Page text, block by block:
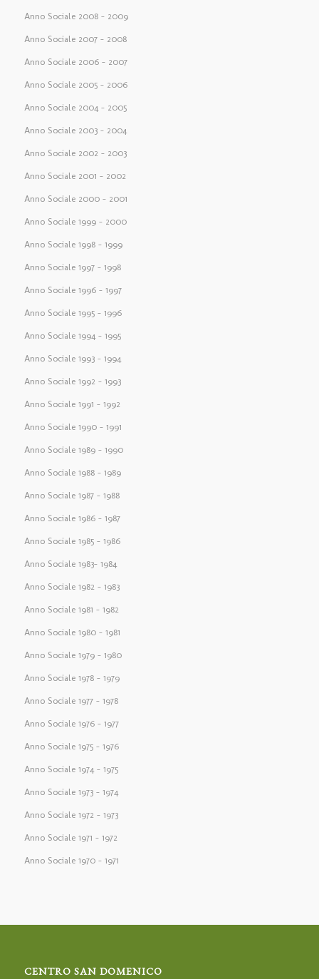
Anno Sociale 2008 – 2009
Anno Sociale 2007 – 2008
Anno Sociale 2006 – 2007
Anno Sociale 2005 – 2006
Anno Sociale 2004 – 2005
Anno Sociale 2003 – 2004
Anno Sociale 2002 – 2003
Anno Sociale 2001 – 2002
Anno Sociale 2000 – 2001
Anno Sociale 1999 – 2000
Anno Sociale 1998 – 1999
Anno Sociale 1997 – 1998
Anno Sociale 1996 – 1997
Anno Sociale 1995 – 1996
Anno Sociale 1994 – 1995
Anno Sociale 1993 – 1994
Anno Sociale 1992 – 1993
Anno Sociale 1991 – 1992
Anno Sociale 1990 – 1991
Anno Sociale 1989 – 1990
Anno Sociale 1988 – 1989
Anno Sociale 1987 – 1988
Anno Sociale 1986 – 1987
Anno Sociale 1985 – 1986
Anno Sociale 1983– 1984
Anno Sociale 1982 – 1983
Anno Sociale 1981 – 1982
Anno Sociale 1980 – 1981
Anno Sociale 1979 – 1980
Anno Sociale 1978 – 1979
Anno Sociale 1977 – 1978
Anno Sociale 1976 – 1977
Anno Sociale 1975 – 1976
Anno Sociale 1974 – 1975
Anno Sociale 1973 – 1974
Anno Sociale 1972 – 1973
Anno Sociale 1971 – 1972
Anno Sociale 1970 – 1971
CENTRO SAN DOMENICO